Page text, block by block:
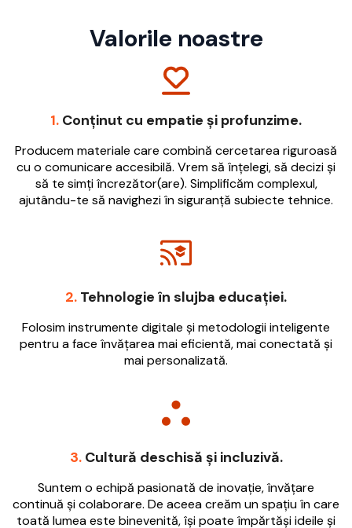
Valorile noastre
1. Conținut cu empatie și profunzime.
Produ­cem materiale care combină cercetarea riguroasă
cu o comunicare accesibilă. Vrem să înțelegi, să decizi și
să te simți încrezător(are). Simplificăm complexul,
ajutându-te să navighezi în siguranță subiecte tehnice.
2. Tehnologie în slujba educației.
Folosim instrumente digitale și metodologii inteligente
pentru a face învățarea mai eficientă, mai conectată și
mai personalizată.
3.Cultură deschisă și incluzivă.
Suntem o echipă pasionată de inovație, învățare
continuă și colaborare. De aceea creăm un spațiu în care
toată lumea este binevenită, își poate împărtăși ideile și